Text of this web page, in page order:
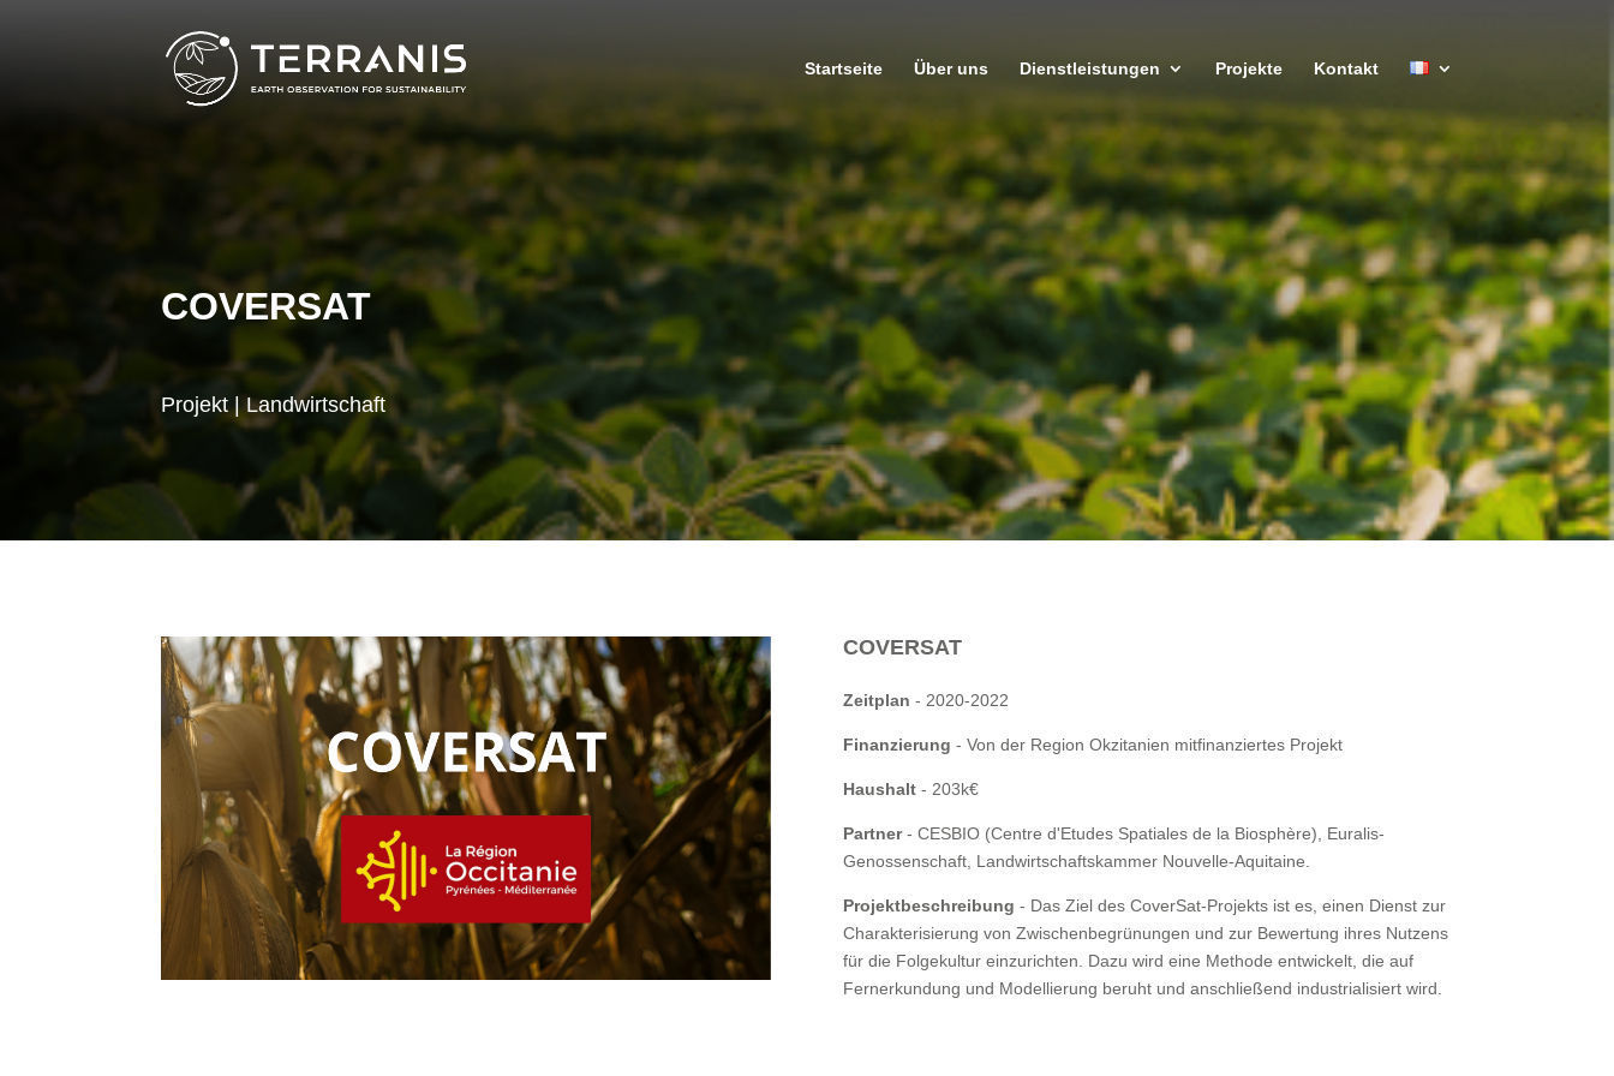
Startseite Über uns Dienstleistungen Projekte Kontakt
COVERSAT
Projekt | Landwirtschaft
COVERSAT
Zeitplan - 2020-2022
Finanzierung - Von der Region Okzitanien mitfinanziertes Projekt
Haushalt - 203k€
Partner- CESBIO (Centre d'Etudes Spatiales de la Biosphère), Euralis-
Genossenschaft, Landwirtschaftskammer Nouvelle-Aquitaine.
Projektbeschreibung - Das Ziel des CoverSat-Projekts ist es, einen Dienst zur
Charakterisierung von Zwischenbegrünungen und zur Bewertung ihres Nutzens
für die Folgekultur einzurichten. Dazu wird eine Methode entwickelt, die auf
Fernerkundung und Modellierung beruht und anschließend industrialisiert wird.